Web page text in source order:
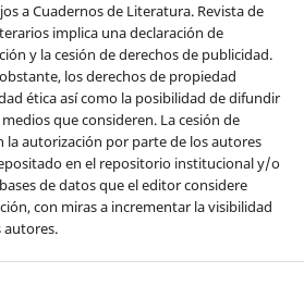
a Cuadernos de Literatura. Revista de
implica una declaración de
y la cesión de derechos de publicidad.
los derechos de propiedad
ética así como la posibilidad de difundir
que consideren. La cesión de
la autorización por parte de los autores
en el repositorio institucional y/o
de datos que el editor considere
con miras a incrementar la visibilidad
autores.